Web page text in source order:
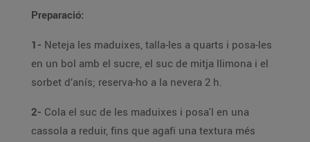
Preparació:
1- Neteja les maduixes, talla-les a quarts i posa-les
en un bol amb el sucre, el suc de mitja llimona i el
sorbet d’anís; reserva-ho a la nevera 2 h.
2- Cola el suc de les maduixes i posa'l en una
cassola a reduir, fins que agafi una textura més